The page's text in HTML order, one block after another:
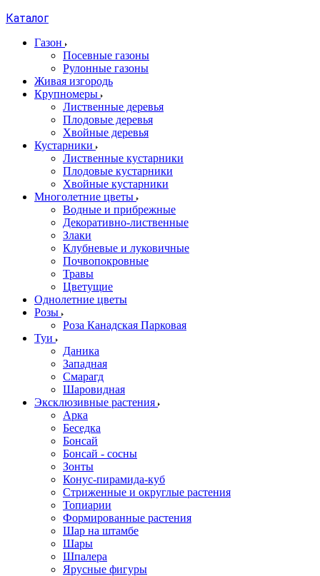
Каталог
Газон
Посевные газоны
Рулонные газоны
Живая изгородь
Крупномеры
Лиственные деревья
Плодовые деревья
Хвойные деревья
Кустарники
Лиственные кустарники
Плодовые кустарники
Хвойные кустарники
Многолетние цветы
Водные и прибрежные
Декоративно-лиственные
Злаки
Клубневые и луковичные
Почвопокровные
Травы
Цветущие
Однолетние цветы
Розы
Роза Канадская Парковая
Туи
Даника
Западная
Смарагд
Шаровидная
Эксклюзивные растения
Арка
Беседка
Бонсай
Бонсай - сосны
Зонты
Конус-пирамида-куб
Стриженные и округлые растения
Топиарии
Формированные растения
Шар на штамбе
Шары
Шпалера
Ярусные фигуры